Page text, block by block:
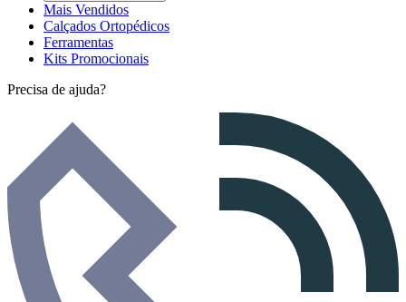
Mais Vendidos
Calçados Ortopédicos
Ferramentas
Kits Promocionais
Precisa de ajuda?